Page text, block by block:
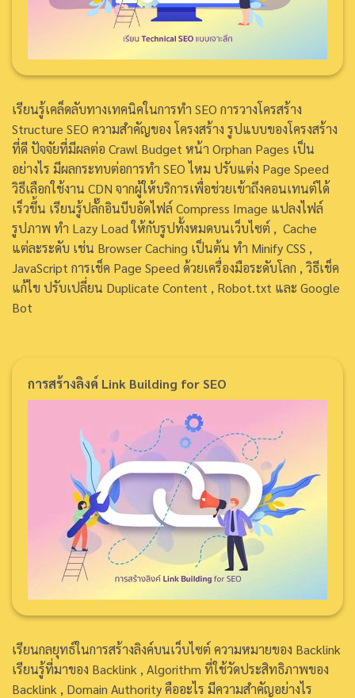
เรียนรู้เคล็ดลับทางเทคนิคในการทำ SEO การวางโครสร้าง
Structure SEO ความสำคัญของ โครงสร้าง รูปแบบของโครงสร้าง
ที่ดี ปัจจัยที่มีผลต่อ Crawl Budget หน้า Orphan Pages เป็น
อย่างไร มีผลกระทบต่อการทำ SEO ไหม ปรับแต่ง Page Speed
วิธีเลือกใช้งาน CDN จากผู้ให้บริการเพื่อช่วยเข้าถึงคอนเทนต์ได้
เร็วขึ้น เรียนรู้ปลั๊กอินบีบอัดไฟล์ Compress Image แปลงไฟล์
รูปภาพ ทำ Lazy Load ให้กับรูปทั้งหมดบนเว็บไซต์ , Cache
แต่ละระดับ เช่น Browser Caching เป็นต้น ทำ Minify CSS ,
JavaScript การเช็ค Page Speed ด้วยเครื่องมือระดับโลก , วิธีเช็ค
แก้ไข ปรับเปลี่ยน Duplicate Content , Robot.txt และ Google
Bot
การสร้างลิงค์ Link Building for SEO
เรียนกลยุทธ์ในการสร้างลิงค์บนเว็บไซต์ ความหมายของ Backlink
เรียนรู้ที่มาของ Backlink , Algorithm ที่ใช้วัดประสิทธิภาพของ
Backlink , Domain Authority คืออะไร มีความสำคัญอย่างไร